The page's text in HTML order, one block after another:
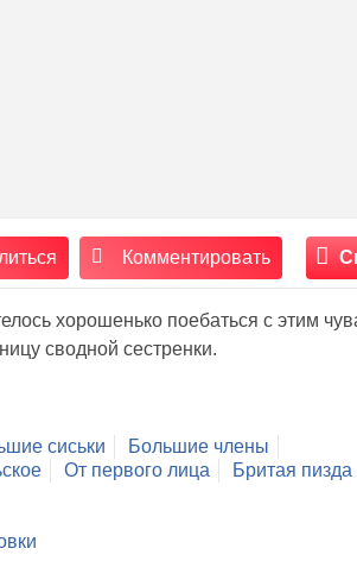
Комментировать
хорошенько поебаться с этим
сводной сестренки.
сиськи
Большие члены
От первого лица
Бритая пизда